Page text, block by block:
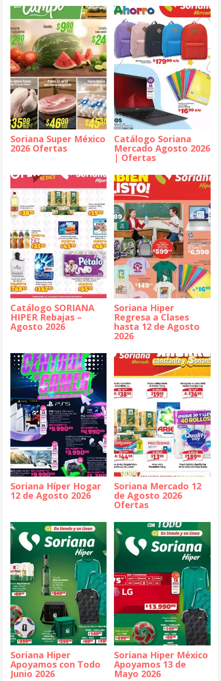
Soriana Super México
2026 Ofertas
Catálogo Soriana
Mercado Agosto 2026
| Ofertas
Catálogo SORIANA
HIPER Rebajas –
Agosto 2026
Soriana Hiper
Regresa a Clases
hasta 12 de Agosto
2026
Soriana Híper Hogar
12 de Agosto 2026
Soriana Mercado 12
de Agosto 2026
Ofertas
Soriana Hiper
Apoyamos con Todo
Junio 2026
Soriana Hiper México
Apoyamos 13 de
Mayo 2026